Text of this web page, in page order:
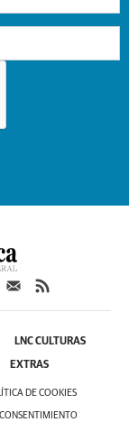
LNC CULTURAS
EXTRAS
DE COOKIES